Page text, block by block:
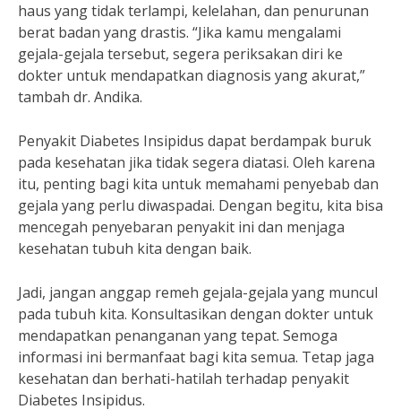
haus yang tidak terlampi, kelelahan, dan penurunan
berat badan yang drastis. “Jika kamu mengalami
gejala-gejala tersebut, segera periksakan diri ke
dokter untuk mendapatkan diagnosis yang akurat,”
tambah dr. Andika.
Penyakit Diabetes Insipidus dapat berdampak buruk
pada kesehatan jika tidak segera diatasi. Oleh karena
itu, penting bagi kita untuk memahami penyebab dan
gejala yang perlu diwaspadai. Dengan begitu, kita bisa
mencegah penyebaran penyakit ini dan menjaga
kesehatan tubuh kita dengan baik.
Jadi, jangan anggap remeh gejala-gejala yang muncul
pada tubuh kita. Konsultasikan dengan dokter untuk
mendapatkan penanganan yang tepat. Semoga
informasi ini bermanfaat bagi kita semua. Tetap jaga
kesehatan dan berhati-hatilah terhadap penyakit
Diabetes Insipidus.